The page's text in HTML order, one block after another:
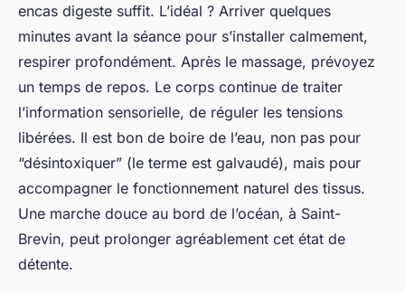
encas digeste suffit. L’idéal ? Arriver quelques
minutes avant la séance pour s’installer calmement,
respirer profondément. Après le massage, prévoyez
un temps de repos. Le corps continue de traiter
l’information sensorielle, de réguler les tensions
libérées. Il est bon de boire de l’eau, non pas pour
“désintoxiquer” (le terme est galvaudé), mais pour
accompagner le fonctionnement naturel des tissus.
Une marche douce au bord de l’océan, à Saint-
Brevin, peut prolonger agréablement cet état de
détente.